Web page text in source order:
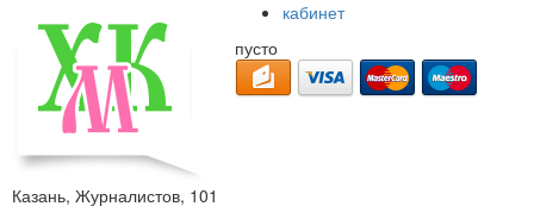
кабинет
пусто
Казань, Журналистов, 101